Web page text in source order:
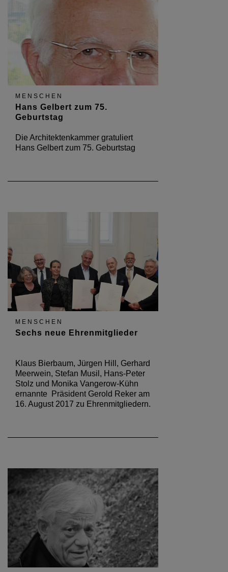
MENSCHEN
Hans Gelbert zum 75.
Geburtstag
Die Architektenkammer gratuliert
Hans Gelbert zum 75. Geburtstag
MENSCHEN
Sechs neue Ehrenmitglieder
Klaus Bierbaum, Jürgen Hill, Gerhard
Meerwein, Stefan Musil, Hans-Peter
Stolz und Monika Vangerow-Kühn
ernannte Präsident Gerold Reker am
16. August 2017 zu Ehrenmitgliedern.